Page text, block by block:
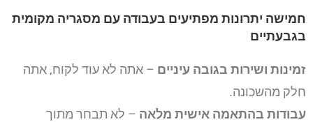
חמישה יתרונות מפתיעים בעבודה עם מסגריה מקומית
בגבעתיים
זמינות ושירות בגובה עיניים – אתה לא עוד לקוח, אתה
חלק מהשכונה.
עבודות בהתאמה אישית מלאה – לא תבחר מתוך